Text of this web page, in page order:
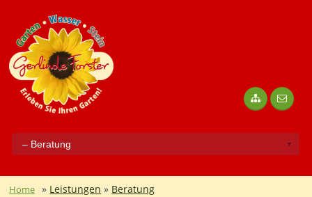
Home » Leistungen » Beratung